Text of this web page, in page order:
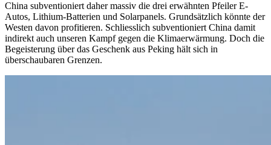
China subventioniert daher massiv die drei erwähnten Pfeiler E-
Autos, Lithium-Batterien und Solarpanels. Grundsätzlich könnte der
Westen davon profitieren. Schliesslich subventioniert China damit
indirekt auch unseren Kampf gegen die Klimaerwärmung. Doch die
Begeisterung über das Geschenk aus Peking hält sich in
überschaubaren Grenzen.